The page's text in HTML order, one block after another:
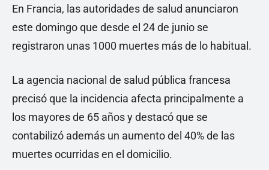
En Francia, las autoridades de salud anunciaron
este domingo que desde el 24 de junio se
registraron unas 1000 muertes más de lo habitual.
La agencia nacional de salud pública francesa
precisó que la incidencia afecta principalmente a
los mayores de 65 años y destacó que se
contabilizó además un aumento del 40% de las
muertes ocurridas en el domicilio.